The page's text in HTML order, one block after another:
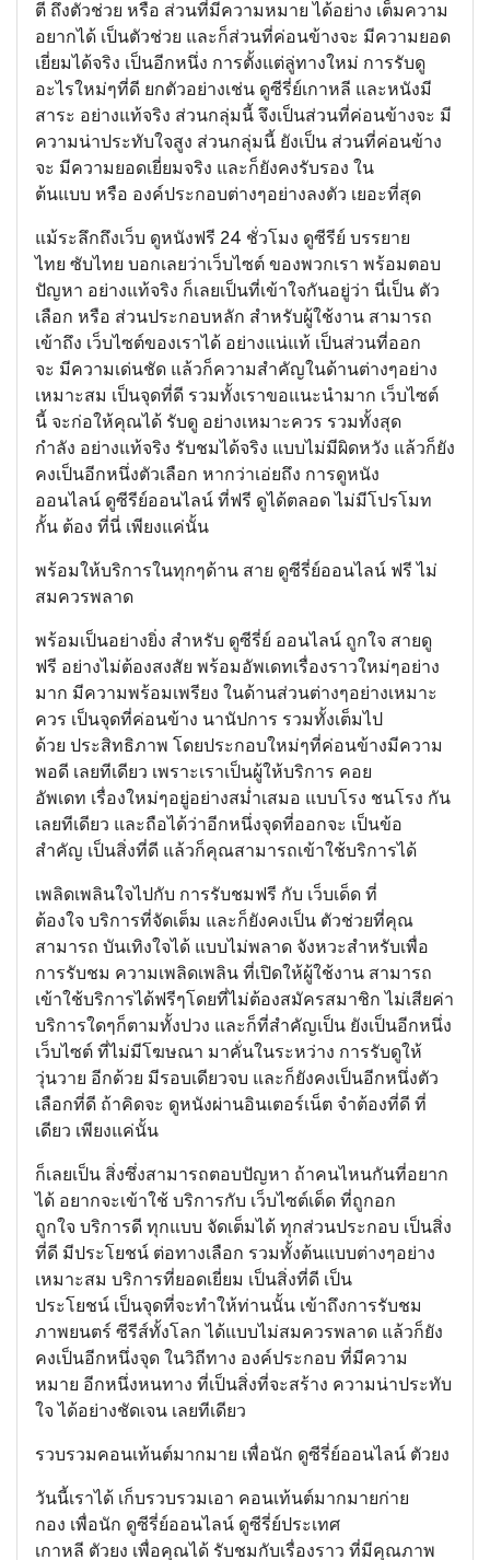
ตี ถึงตัวช่วย หรือ ส่วนที่มีความหมาย ได้อย่าง เต็มความ
อยากได้ เป็นตัวช่วย และก็ส่วนที่ค่อนข้างจะ มีความยอด
เยี่ยมได้จริง เป็นอีกหนึ่ง การตั้งแต่ลู่ทางใหม่ การรับดู
อะไรใหม่ๆที่ดี ยกตัวอย่างเช่น ดูซีรี่ย์เกาหลี และหนังมี
สาระ อย่างแท้จริง ส่วนกลุ่มนี้ จึงเป็นส่วนที่ค่อนข้างจะ มี
ความน่าประทับใจสูง ส่วนกลุ่มนี้ ยังเป็น ส่วนที่ค่อนข้าง
จะ มีความยอดเยี่ยมจริง และก็ยังคงรับรอง ใน
ต้นแบบ หรือ องค์ประกอบต่างๆอย่างลงตัว เยอะที่สุด
แม้ระลึกถึงเว็บ ดูหนังฟรี 24 ชั่วโมง ดูซีรีย์ บรรยาย
ไทย ซับไทย บอกเลยว่าเว็บไซต์ ของพวกเรา พร้อมตอบ
ปัญหา อย่างแท้จริง ก็เลยเป็นที่เข้าใจกันอยู่ว่า นี่เป็น ตัว
เลือก หรือ ส่วนประกอบหลัก สำหรับผู้ใช้งาน สามารถ
เข้าถึง เว็บไซต์ของเราได้ อย่างแน่แท้ เป็นส่วนที่ออก
จะ มีความเด่นชัด แล้วก็ความสำคัญในด้านต่างๆอย่าง
เหมาะสม เป็นจุดที่ดี รวมทั้งเราขอแนะนำมาก เว็บไซต์
นี้ จะก่อให้คุณได้ รับดู อย่างเหมาะควร รวมทั้งสุด
กำลัง อย่างแท้จริง รับชมได้จริง แบบไม่มีผิดหวัง แล้วก็ยัง
คงเป็นอีกหนึ่งตัวเลือก หากว่าเอ่ยถึง การดูหนัง
ออนไลน์ ดูซีรีย์ออนไลน์ ที่ฟรี ดูได้ตลอด ไม่มีโปรโมท
กั้น ต้อง ที่นี่ เพียงแค่นั้น
พร้อมให้บริการในทุกๆด้าน สาย ดูซีรี่ย์ออนไลน์ ฟรี ไม่
สมควรพลาด
พร้อมเป็นอย่างยิ่ง สำหรับ ดูซีรี่ย์ ออนไลน์ ถูกใจ สายดู
ฟรี อย่างไม่ต้องสงสัย พร้อมอัพเดทเรื่องราวใหม่ๆอย่าง
มาก มีความพร้อมเพรียง ในด้านส่วนต่างๆอย่างเหมาะ
ควร เป็นจุดที่ค่อนข้าง นานัปการ รวมทั้งเต็มไป
ด้วย ประสิทธิภาพ โดยประกอบใหม่ๆที่ค่อนข้างมีความ
พอดี เลยทีเดียว เพราะเราเป็นผู้ให้บริการ คอย
อัพเดท เรื่องใหม่ๆอยู่อย่างสม่ำเสมอ แบบโรง ชนโรง กัน
เลยทีเดียว และถือได้ว่าอีกหนึ่งจุดที่ออกจะ เป็นข้อ
สำคัญ เป็นสิ่งที่ดี แล้วก็คุณสามารถเข้าใช้บริการได้
เพลิดเพลินใจไปกับ การรับชมฟรี กับ เว็บเด็ด ที่
ต้องใจ บริการที่จัดเต็ม และก็ยังคงเป็น ตัวช่วยที่คุณ
สามารถ บันเทิงใจได้ แบบไม่พลาด จังหวะสำหรับเพื่อ
การรับชม ความเพลิดเพลิน ที่เปิดให้ผู้ใช้งาน สามารถ
เข้าใช้บริการได้ฟรีๆโดยที่ไม่ต้องสมัครสมาชิก ไม่เสียค่า
บริการใดๆก็ตามทั้งปวง และก็ที่สำคัญเป็น ยังเป็นอีกหนึ่ง
เว็บไซต์ ที่ไม่มีโฆษณา มาคั่นในระหว่าง การรับดูให้
วุ่นวาย อีกด้วย มีรอบเดียวจบ และก็ยังคงเป็นอีกหนึ่งตัว
เลือกที่ดี ถ้าคิดจะ ดูหนังผ่านอินเตอร์เน็ต จำต้องที่ดี ที่
เดียว เพียงแค่นั้น
ก็เลยเป็น สิ่งซึ่งสามารถตอบปัญหา ถ้าคนไหนกันที่อยาก
ได้ อยากจะเข้าใช้ บริการกับ เว็บไซต์เด็ด ที่ถูกอก
ถูกใจ บริการดี ทุกแบบ จัดเต็มได้ ทุกส่วนประกอบ เป็นสิ่ง
ที่ดี มีประโยชน์ ต่อทางเลือก รวมทั้งต้นแบบต่างๆอย่าง
เหมาะสม บริการที่ยอดเยี่ยม เป็นสิ่งที่ดี เป็น
ประโยชน์ เป็นจุดที่จะทำให้ท่านนั้น เข้าถึงการรับชม
ภาพยนตร์ ซีรีส์ทั้งโลก ได้แบบไม่สมควรพลาด แล้วก็ยัง
คงเป็นอีกหนึ่งจุด ในวิถีทาง องค์ประกอบ ที่มีความ
หมาย อีกหนึ่งหนทาง ที่เป็นสิ่งที่จะสร้าง ความน่าประทับ
ใจ ได้อย่างชัดเจน เลยทีเดียว
รวบรวมคอนเท้นต์มากมาย เพื่อนัก ดูซีรี่ย์ออนไลน์ ตัวยง
วันนี้เราได้ เก็บรวบรวมเอา คอนเท้นต์มากมายก่าย
กอง เพื่อนัก ดูซีรี่ย์ออนไลน์ ดูซีรี่ย์ประเทศ
เกาหลี ตัวยง เพื่อคุณได้ รับชมกับเรื่องราว ที่มีคุณภาพ